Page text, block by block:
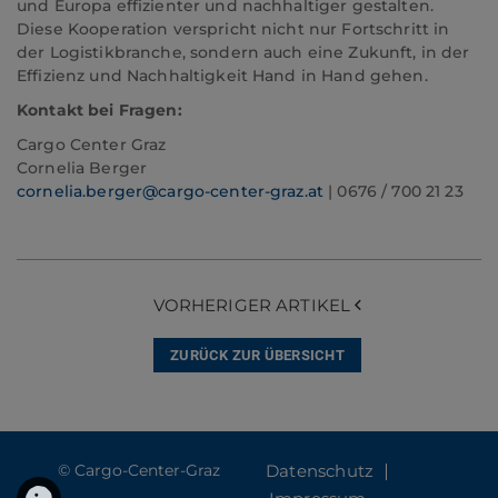
und Europa effizienter und nachhaltiger gestalten.
Diese Kooperation verspricht nicht nur Fortschritt in
der Logistikbranche, sondern auch eine Zukunft, in der
Effizienz und Nachhaltigkeit Hand in Hand gehen.
Kontakt bei Fragen:
Cargo Center Graz
Cornelia Berger
cornelia.berger@cargo-center-graz.at | 0676 / 700 21 23
VORHERIGER ARTIKEL
ZURÜCK ZUR ÜBERSICHT
© Cargo-Center-Graz
Datenschutz